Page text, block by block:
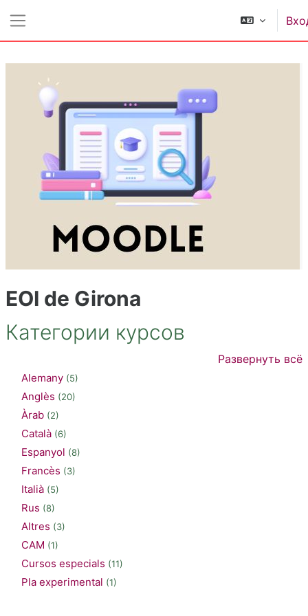
EOI de Girona
Категории курсов
Развернуть всё
Alemany (5)
Anglès (20)
Àrab (2)
Català (6)
Espanyol (8)
Francès (3)
Italià (5)
Rus (8)
Altres (3)
CAM (1)
Cursos especials (11)
Pla experimental (1)